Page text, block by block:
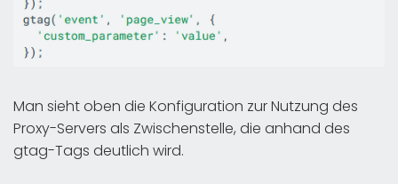
Man sieht oben die Konfiguration zur Nutzung des
Proxy-Servers als Zwischenstelle, die anhand des
gtag-Tags deutlich wird.